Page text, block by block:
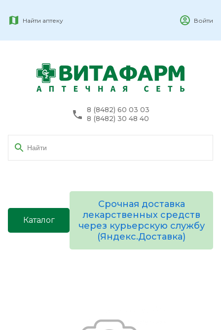
Найти аптеку Войти
8 (8482) 60 03 03
8 (8482) 30 48 40
Каталог
Срочная доставка
лекарственных средств
через курьерскую службу
(Яндекс.Доставка)